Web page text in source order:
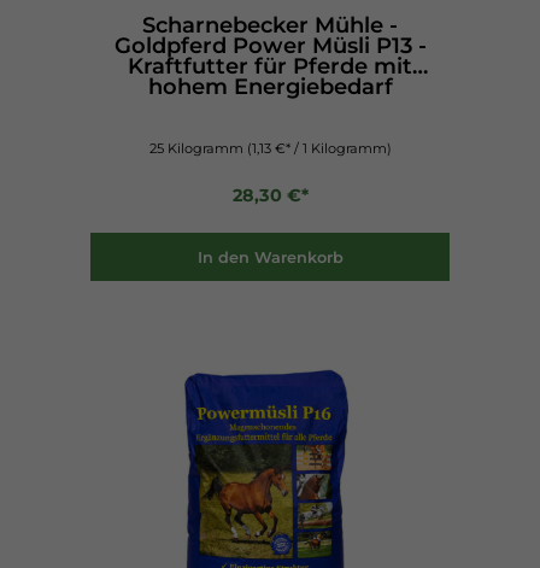
Scharnebecker Mühle -
Goldpferd Power Müsli P13 -
Kraftfutter für Pferde mit
hohem Energiebedarf
25 Kilogramm (1,13 €* / 1 Kilogramm)
28,30 €*
In den Warenkorb